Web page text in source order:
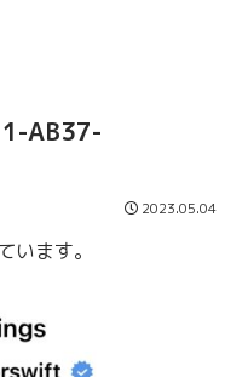
AB37-
2023.05.04
ます。